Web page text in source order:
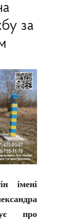
за
імені
про